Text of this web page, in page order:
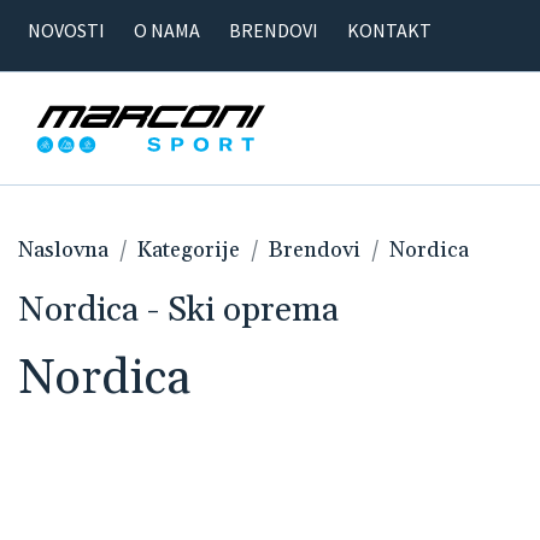
NOVOSTI O NAMA BRENDOVI KONTAKT
Naslovna Kategorije Brendovi Nordica
Nordica - Ski oprema
Nordica